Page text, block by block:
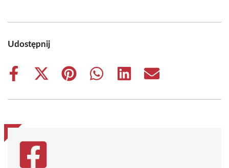
Udostępnij
Share
Share
(Twitter)
Share
Share
Share
Share